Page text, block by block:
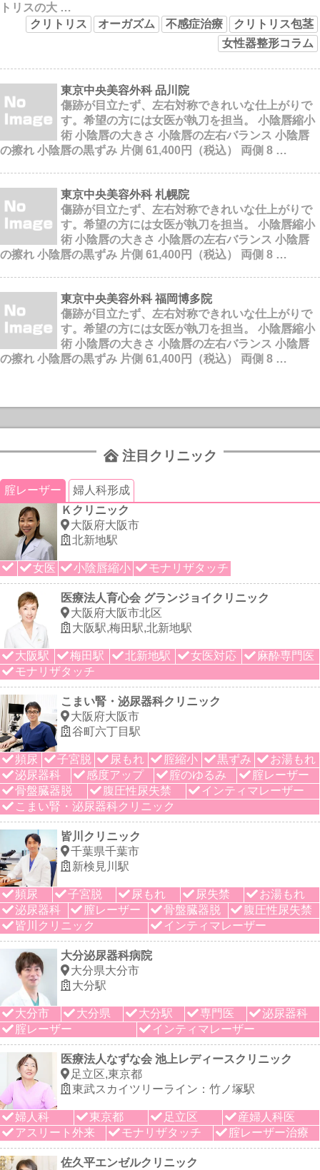
トリスの大 …
クリトリス
オーガズム 不感症治療
クリトリス包茎
女性器整形コラム
東京中央美容外科 品川院
傷跡が目立たず、左右対称できれいな仕上がりで
す。希望の方には女医が執刀を担当。 小陰唇縮小
術 小陰唇の大きさ 小陰唇の左右バランス 小陰唇
の擦れ 小陰唇の黒ずみ 片側 61,400円（税込） 両側 8 …
東京中央美容外科 札幌院
傷跡が目立たず、左右対称できれいな仕上がりで
す。希望の方には女医が執刀を担当。 小陰唇縮小
術 小陰唇の大きさ 小陰唇の左右バランス 小陰唇
の擦れ 小陰唇の黒ずみ 片側 61,400円（税込） 両側 8 …
東京中央美容外科 福岡博多院
傷跡が目立たず、左右対称できれいな仕上がりで
す。希望の方には女医が執刀を担当。 小陰唇縮小
術 小陰唇の大きさ 小陰唇の左右バランス 小陰唇
の擦れ 小陰唇の黒ずみ 片側 61,400円（税込） 両側 8 …
注目クリニック
腟レーザー
婦人科形成
Ｋクリニック
大阪府大阪市
北新地駅
女医 小陰唇縮小 モナリザタッチ
医療法人育心会 グランジョイクリニック
大阪府大阪市北区
大阪駅,梅田駅,北新地駅
大阪駅 梅田駅 北新地駅 女医対応
麻酔専門医
モナリザタッチ
こまい腎・泌尿器科クリニック
大阪府大阪市
谷町六丁目駅
頻尿 子宮脱 尿もれ 腟縮小 黒ずみ
お湯もれ
泌尿器科
感度アップ 腟のゆるみ
腟レーザー
骨盤臓器脱
腹圧性尿失禁
インティマレーザー
こまい腎・泌尿器科クリニック
皆川クリニック
千葉県千葉市
新検見川駅
頻尿 子宮脱 尿もれ 尿失禁
お湯もれ
泌尿器科
膣レーザー 骨盤臓器脱
腹圧性尿失禁
皆川クリニック
インティマレーザー
大分泌尿器科病院
大分県大分市
大分駅
大分市 大分県 大分駅 専門医
泌尿器科
腟レーザー
インティマレーザー
医療法人なずな会 池上レディースクリニック
足立区,東京都
東武スカイツリーライン：竹ノ塚駅
婦人科 東京都 足立区
産婦人科医
アスリート外来
モナリザタッチ 腟レーザー治療
佐久平エンゼルクリニック